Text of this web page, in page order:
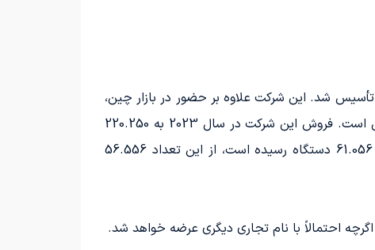
تولید کننده خودرو لینک اند کو، که مالکیتی مشترک بین برند چینی جیلی و شرکت اروپایی ولوو است، در سال 2016 تأسیس شد. این شرکت علاوه بر حضور در بازار چین،
فعالیت محدودی در بازارهای اروپایی نیز دارد. با این حال، بازار اصلی لینک اند کو، با توجه به محل تأسیس، چین است. فروش این شرکت در سال 2023 به 220.250
دستگاه رسیده است و در سه ماهه اول سال 2024، با افزایش 64 درصد نسبت به دوره مشابه سال گذشته، به 61.056 دستگاه رسیده است، از این تعداد 56.556